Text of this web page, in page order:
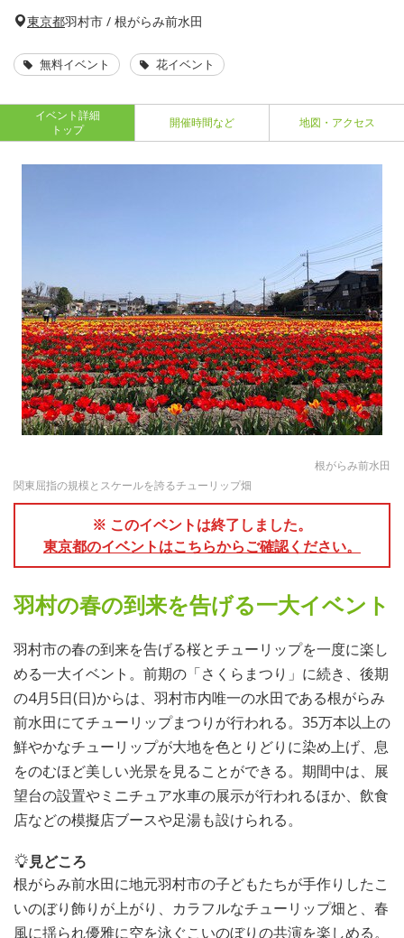
東京都羽村市 / 根がらみ前水田
無料イベント 花イベント
イベント詳細
トップ
開催時間など 地図・アクセス
根がらみ前水田
関東屈指の規模とスケールを誇るチューリップ畑
※ このイベントは終了しました。
東京都のイベントはこちらからご確認ください。
羽村の春の到来を告げる一大イベント
羽村市の春の到来を告げる桜とチューリップを一度に楽し
める一大イベント。前期の「さくらまつり」に続き、後期
の4月5日(日)からは、羽村市内唯一の水田である根がらみ
前水田にてチューリップまつりが行われる。35万本以上の
鮮やかなチューリップが大地を色とりどりに染め上げ、息
をのむほど美しい光景を見ることができる。期間中は、展
望台の設置やミニチュア水車の展示が行われるほか、飲食
店などの模擬店ブースや足湯も設けられる。
見どころ
根がらみ前水田に地元羽村市の子どもたちが手作りしたこ
いのぼり飾りが上がり、カラフルなチューリップ畑と、春
風に揺られ優雅に空を泳ぐこいのぼりの共演を楽しめる。